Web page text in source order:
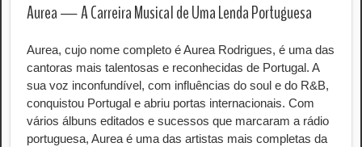
Aurea — A Carreira Musical de Uma Lenda Portuguesa
Aurea, cujo nome completo é Aurea Rodrigues, é uma das
cantoras mais talentosas e reconhecidas de Portugal. A
sua voz inconfundível, com influências do soul e do R&B,
conquistou Portugal e abriu portas internacionais. Com
vários álbuns editados e sucessos que marcaram a rádio
portuguesa, Aurea é uma das artistas mais completas da